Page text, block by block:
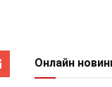
Онлайн